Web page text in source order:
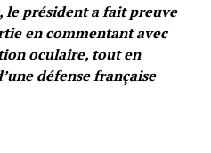
le président a fait preuve
en commentant avec
oculaire, tout en
défense française